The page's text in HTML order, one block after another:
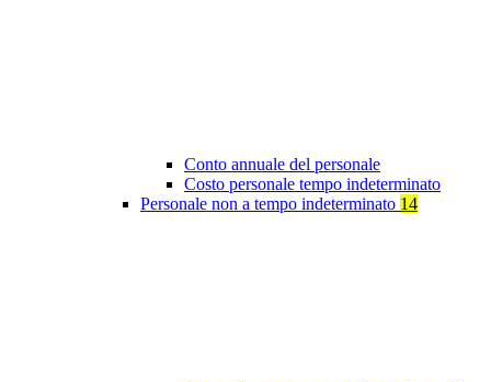
Conto annuale del personale
Costo personale tempo indeterminato
Personale non a tempo indeterminato 14